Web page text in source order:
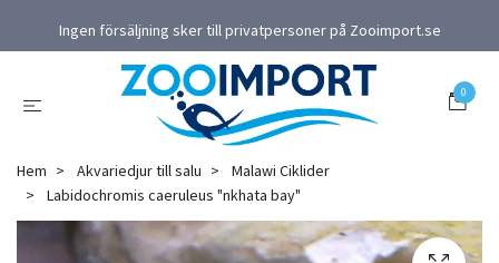
Ingen försäljning sker till privatpersoner på Zooimport.se
0
Hem Akvariedjur till salu
Malawi Ciklider
Labidochromis caeruleus "nkhata bay"